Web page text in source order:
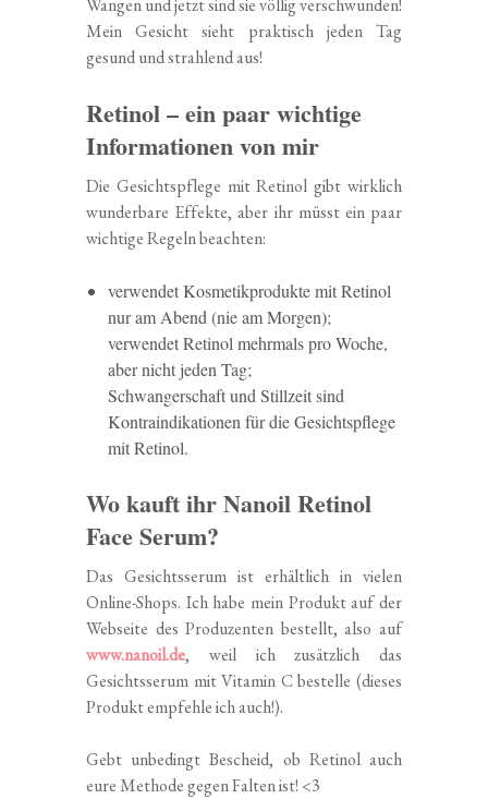
Wangen und jetzt sind sie völlig verschwunden!
Mein Gesicht sieht praktisch jeden Tag
gesund und strahlend aus!
Retinol – ein paar wichtige
Informationen von mir
Die Gesichtspflege mit Retinol gibt wirklich
wunderbare Effekte, aber ihr müsst ein paar
wichtige Regeln beachten:
verwendet Kosmetikprodukte mit Retinol
nur am Abend (nie am Morgen);
verwendet Retinol mehrmals pro Woche,
aber nicht jeden Tag;
Schwangerschaft und Stillzeit sind
Kontraindikationen für die Gesichtspflege
mit Retinol.
Wo kauft ihr Nanoil Retinol
Face Serum?
Das Gesichtsserum ist erhältlich in vielen
Online-Shops. Ich habe mein Produkt auf der
Webseite des Produzenten bestellt, also auf
www.nanoil.de, weil ich zusätzlich das
Gesichtsserum mit Vitamin C bestelle (dieses
Produkt empfehle ich auch!).
Gebt unbedingt Bescheid, ob Retinol auch
eure Methode gegen Falten ist! <3